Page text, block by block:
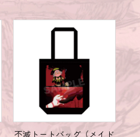
不滅トートバッグ（メイド